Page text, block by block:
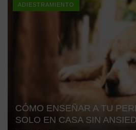
ADIESTRAMIENTO
CÓMO ENSEÑAR A TU
SOLO EN CASA SIN